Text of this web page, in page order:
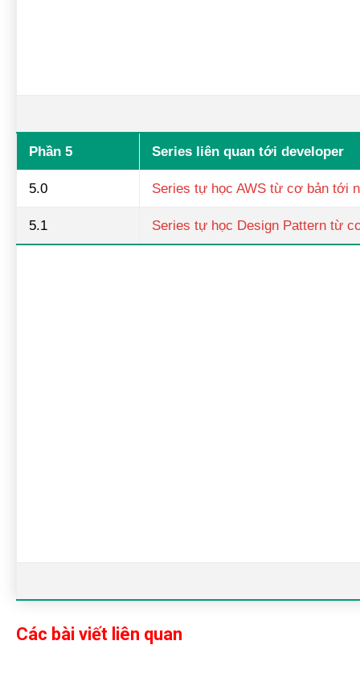
Phần 5 Series liên quan tới developer
5.0 Series tự học AWS từ cơ bản tới
5.1 Series tự học Design Pattern từ
Các bài viết liên quan